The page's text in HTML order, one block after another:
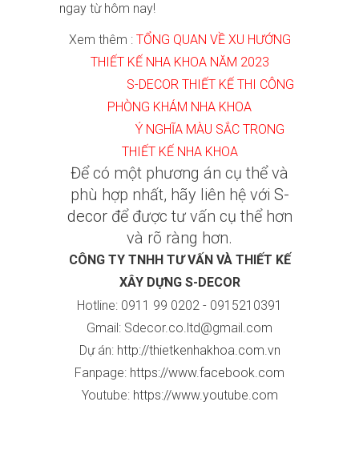
ngay từ hôm nay!
Xem thêm : TỔNG QUAN VỀ XU HƯỚNG
THIẾT KẾ NHA KHOA NĂM 2023
S-DECOR THIẾT KẾ THI CÔNG
PHÒNG KHÁM NHA KHOA
Ý NGHĨA MÀU SẮC TRONG
THIẾT KẾ NHA KHOA
Để có một phương án cụ thể và
phù hợp nhất, hãy liên hệ với S-
decorđể được tư vấn cụ thể hơn
và rõ ràng hơn.
CÔNG TY TNHH TƯ VẤN VÀ THIẾT KẾ
XÂY DỰNG S-DECOR
Hotline: 0911 99 0202 - 0915210391
Gmail: Sdecor.co.ltd@gmail.com
Dự án: http://thietkenhakhoa.com.vn
Fanpage: https://www.facebook.com
Youtube: https://www.youtube.com